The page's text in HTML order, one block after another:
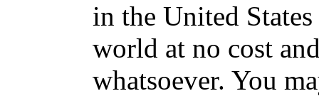
in the United
world at no cost
whatsoever. You